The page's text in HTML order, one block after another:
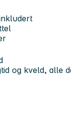
og kveld, alle